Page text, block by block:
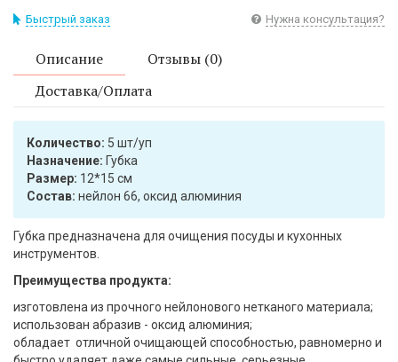
Быстрый заказ Нужна консультация?
Описание
Отзывы (0)
Доставка/Оплата
Количество: 5 шт/уп
Назначение: Губка
Размер: 12*15 см
Состав: нейлон 66, оксид алюминия
Губка предназначена для очищения посуды и кухонных
инструментов.
Преимущества продукта:
изготовлена из прочного нейлонового нетканого материала;
использован абразив - оксид алюминия;
обладает отличной очищающей способностью, равномерно и